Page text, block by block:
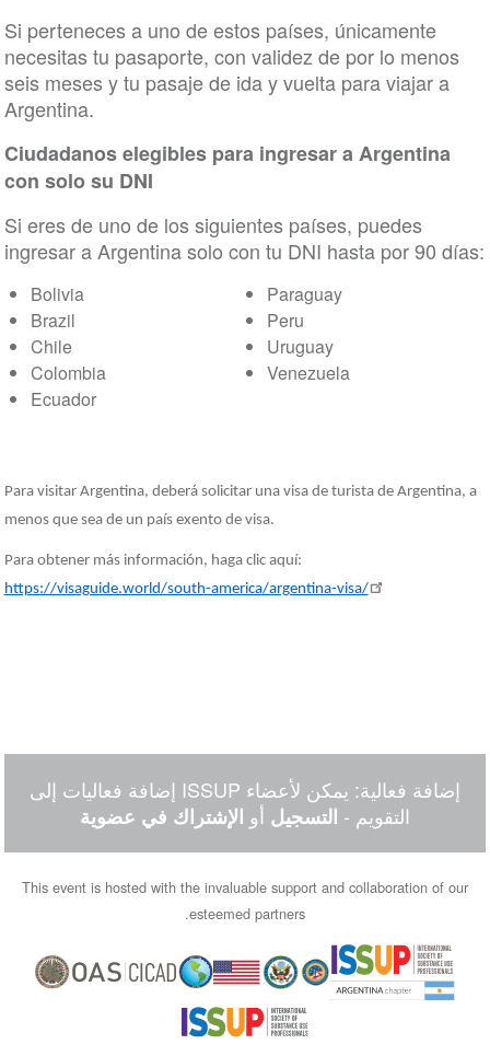
Si perteneces a uno de estos países, únicamente
necesitas tu pasaporte, con validez de por lo menos
seis meses y tu pasaje de ida y vuelta para viajar a
Argentina.
Ciudadanos elegibles para ingresar a Argentina
con solo su DNI
Si eres de uno de los siguientes países, puedes
ingresar a Argentina solo con tu DNI hasta por 90 días:
Bolivia
Brazil
Chile
Colombia
Ecuador
Paraguay
Peru
Uruguay
Venezuela
Para visitar Argentina, deberá solicitar una visa de turista de Argentina, a
menos que sea de un país exento de visa.
Para obtener más información, haga clic aquí:
https://visaguide.world/south-america/argentina-visa/
إضافة فعالية: يمكن لأعضاء ISSUP إضافة فعاليات إلى
التقويم - التسجيل أو الإشتراك في عضوية
This event is hosted with the invaluable support and collaboration of our
esteemed partners.
Image
Image
Image
Image